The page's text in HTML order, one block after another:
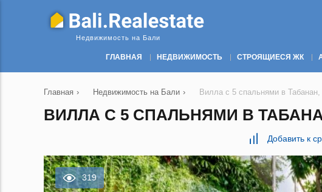
Недвижимость на Бали
ГЛАВНАЯ НЕДВИЖИМОСТЬ СТРОЯЩИЕСЯ ЖК
Главная › Недвижимость на Бали › Вилла с 5 спальнями в
ВИЛЛА С 5 СПАЛЬНЯМИ В
Добавить к
319